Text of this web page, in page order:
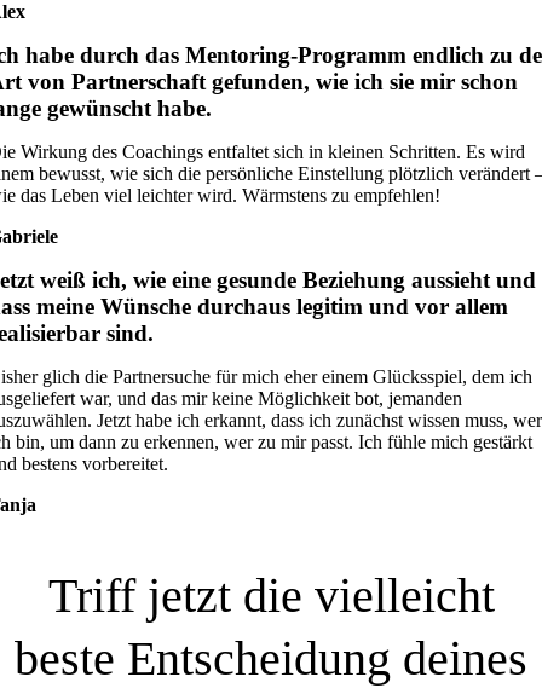
habe durch das Mentoring-Programm endlich zu
von Partnerschaft gefunden, wie ich sie mir schon
gewünscht habe.
Wirkung des Coachings entfaltet sich in kleinen Schritten. Es wird
bewusst, wie sich die persönliche Einstellung plötzlich verändert
das Leben viel leichter wird. Wärmstens zu empfehlen!
weiß ich, wie eine gesunde Beziehung aussieht und
meine Wünsche durchaus legitim und vor allem
sind.
glich die Partnersuche für mich eher einem Glücksspiel, dem ich
war, und das mir keine Möglichkeit bot, jemanden
Jetzt habe ich erkannt, dass ich zunächst wissen muss, wer
bin, um dann zu erkennen, wer zu mir passt. Ich fühle mich gestärkt
bestens vorbereitet.
Triff jetzt die vielleicht
beste Entscheidung deines